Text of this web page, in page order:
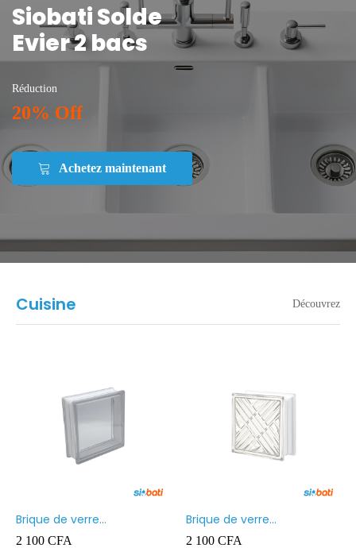
Siobati Solde
Evier 2 bacs
Réduction
20% Off
Achetez maintenant
Cuisine Découvrez
Brique de verre
190X190X80MM Transparent
2 100 CFA
Brique de verre
190X190X80MM CROSS
2 100 CFA